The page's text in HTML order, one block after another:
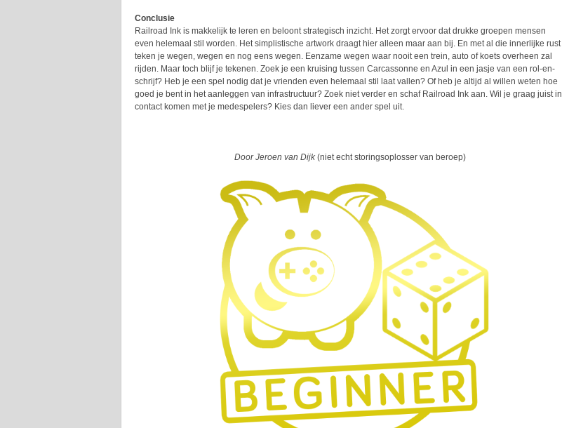
Conclusie
Railroad Ink is makkelijk te leren en beloont strategisch inzicht. Het zorgt ervoor dat drukke groepen mensen
even helemaal stil worden. Het simplistische artwork draagt hier alleen maar aan bij. En met al die innerlijke rust
teken je wegen, wegen en nog eens wegen. Eenzame wegen waar nooit een trein, auto of koets overheen zal
rijden. Maar toch blijf je tekenen. Zoek je een kruising tussen Carcassonne en Azul in een jasje van een rol-en-
schrijf? Heb je een spel nodig dat je vrienden even helemaal stil laat vallen? Of heb je altijd al willen weten hoe
goed je bent in het aanleggen van infrastructuur? Zoek niet verder en schaf Railroad Ink aan. Wil je graag juist in
contact komen met je medespelers? Kies dan liever een ander spel uit.
Door Jeroen van Dijk (niet echt storingsoplosser van beroep)